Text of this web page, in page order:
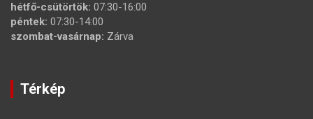
hétfő-csütörtök: 07:30-16:00
péntek: 07:30-14:00
szombat-vasárnap: Zárva
Térkép